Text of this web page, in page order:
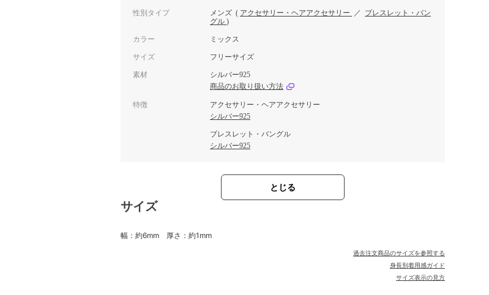
性別タイプ メンズ ( アクセサリー・ヘアアクセサリー ／ ブレスレット・バン
グル )
カラー ミックス
サイズ フリーサイズ
素材
シルバー925
商品のお取り扱い方法
特徴
アクセサリー・ヘアアクセサリー
シルバー925
ブレスレット・バングル
シルバー925
とじる
サイズ
幅：約6mm 厚さ：約1mm
過去注文商品のサイズを参照する
身長別着用感ガイド
サイズ表示の見方